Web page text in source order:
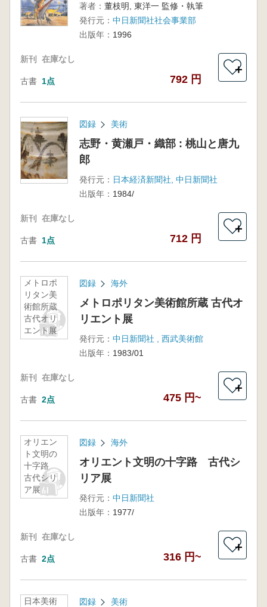
著者： 董枝明, 東洋一 監修・執筆
発行元： 中日新聞社社会事業部
出版年： 1996
新刊 在庫なし
古書 1点 792 円
＋
図録 美術
志野・黄瀬戸・織部 : 桃山と唐九
郎
発行元： 日本経済新聞社, 中日新聞社
出版年： 1984/
新刊 在庫なし
古書 1点 712 円
＋
メトロポ
リタン美
術館所蔵
古代オリ
エント展
図録 海外
メトロポリタン美術館所蔵 古代オ
リエント展
発行元： 中日新聞社 , 西武美術館
出版年： 1983/01
新刊 在庫なし
古書 2点 475 円~
＋
オリエン
ト文明の
十字路
古代シリ
ア展
図録 海外
オリエント文明の十字路 古代シ
リア展
発行元： 中日新聞社
出版年： 1977/
新刊 在庫なし
古書 2点 316 円~
＋
日本美術
図録 美術